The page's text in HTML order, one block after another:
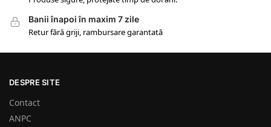
Banii înapoi în maxim 7 zile
Retur fără griji, rambursare garantată
DESPRE SITE
Contact
ANPC